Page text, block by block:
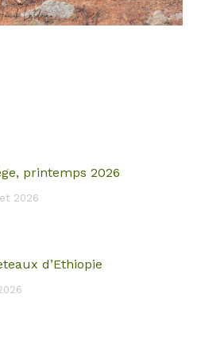
printemps 2026
2026
d’Ethiopie